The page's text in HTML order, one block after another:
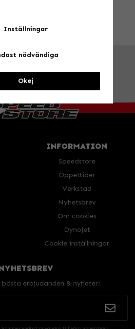
385, Valbo
INFORMATION
Speedstore
Öppettider
Verkstad
Nyhetsbrev
Om cookies
Dynojet
Cookie inställningar
erbjudanden & nyheter!
Inställningar
nödvändiga
Okej